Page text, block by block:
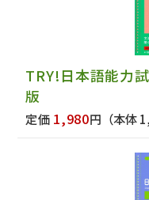
TRY!日本語能力
版
定価 1,980円 （本体